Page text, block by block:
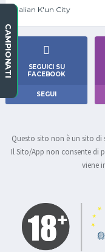
Dalian K'un City
SEGUICI SU
FACEBOOK
SEGUI
Questo sito non è un sito
Il Sito/App non consente di
viene
CAMPIONATI